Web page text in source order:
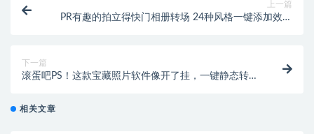
上一篇
PR有趣的拍立得快门相册转场 24种风格一键添加效果
下一篇
滚蛋吧PS！这款宝藏照片软件像开了挂，一键静态转动
相关文章